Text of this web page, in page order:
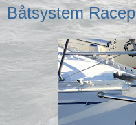
Båtsystem